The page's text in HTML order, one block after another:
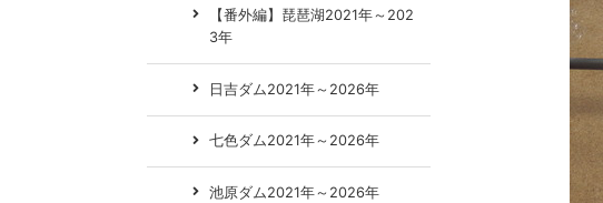
【番外編】琵琶湖2021年～202
3年
日吉ダム2021年～2026年
七色ダム2021年～2026年
池原ダム2021年～2026年